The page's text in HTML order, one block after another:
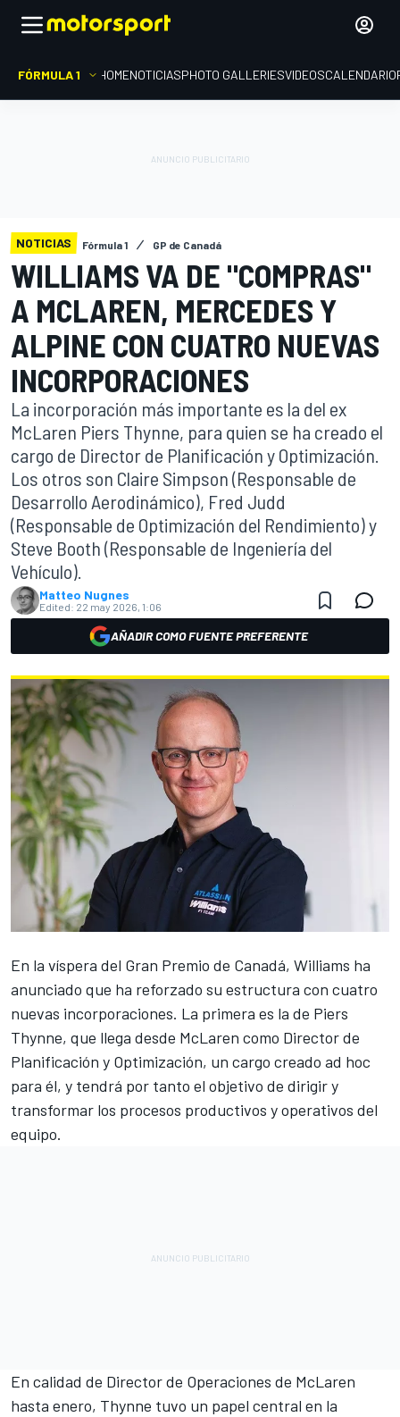
FÓRMULA 1 HOMENOTICIASPHOTO GALLERIESVIDEOSCALENDARIO
NOTICIAS Fórmula 1 GP de Canadá
WILLIAMS VA DE "COMPRAS"
A MCLAREN, MERCEDES Y
ALPINE CON CUATRO NUEVAS
INCORPORACIONES
La incorporación más importante es la del ex
McLaren Piers Thynne, para quien se ha creado el
cargo de Director de Planificación y Optimización.
Los otros son Claire Simpson (Responsable de
Desarrollo Aerodinámico), Fred Judd
(Responsable de Optimización del Rendimiento) y
Steve Booth (Responsable de Ingeniería del
Vehículo).
Matteo Nugnes
Edited: 22 may 2026, 1:06
AÑADIR COMO FUENTE PREFERENTE
En la víspera del Gran Premio de Canadá, Williams ha
anunciado que ha reforzado su estructura con cuatro
nuevas incorporaciones. La primera es la de Piers
Thynne, que llega desde McLaren como Director de
Planificación y Optimización, un cargo creado ad hoc
para él, y tendrá por tanto el objetivo de dirigir y
transformar los procesos productivos y operativos del
equipo.
En calidad de Director de Operaciones de McLaren
hasta enero, Thynne tuvo un papel central en la